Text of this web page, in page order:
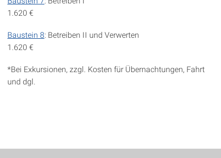
1.620 €
Baustein 8: Betreiben II und Verwerten
1.620 €
*Bei Exkursionen, zzgl. Kosten für Übernachtungen, Fahrt
und dgl.